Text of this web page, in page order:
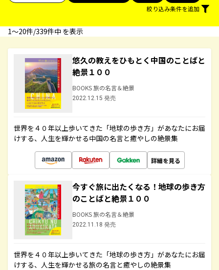
絞り込み条件を追加
1〜20件/339件中 を表示
悠久の教えをひもとく中国のことばと
絶景１００
BOOKS 旅の名言＆絶景
2022.12.15 発売
世界を４０年以上歩いてきた「地球の歩き方」があなたにお届
けする、人生を輝かせる中国の名言と癒やしの絶景集
詳細を見る
今すぐ旅に出たくなる！地球の歩き方
のことばと絶景１００
BOOKS 旅の名言＆絶景
2022.11.18 発売
世界を４０年以上歩いてきた「地球の歩き方」があなたにお届
けする、人生を輝かせる旅の名言と癒やしの絶景集